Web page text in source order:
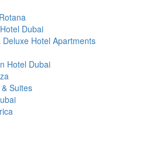
Dubai
Hotel Apartments
Hotel Dubai
Suites